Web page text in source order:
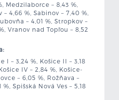
Medzilaborce – 8,43 %,
– 4,66 %, Sabinov – 7,40 %,
– 4,01 %, Stropkov –
Vranov nad Topľou – 8,52
I – 3,24 %, Košice II – 3,18
IV – 2,84 %, Košice-
– 6,05 %, Rožňava –
Spišská Nová Ves – 5,18